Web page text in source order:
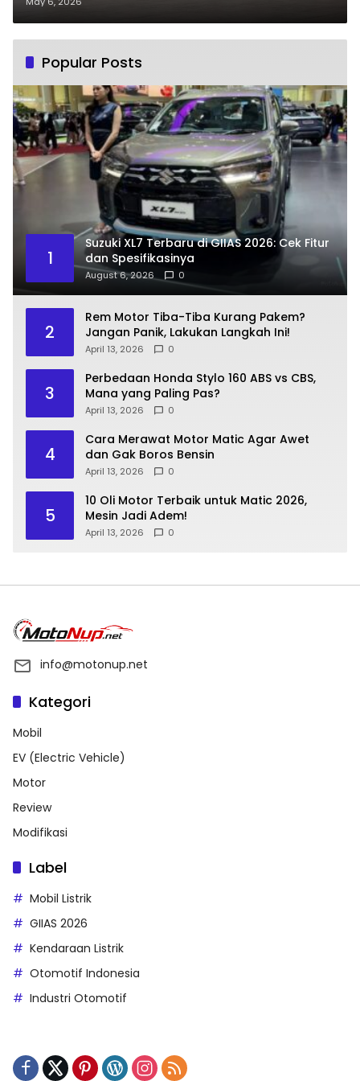
Popular Posts
1
Suzuki XL7 Terbaru di GIIAS 2026: Cek Fitur
dan Spesifikasinya
August 6, 2026 0
2
Rem Motor Tiba-Tiba Kurang Pakem?
Jangan Panik, Lakukan Langkah Ini!
April 13, 2026 0
3
Perbedaan Honda Stylo 160 ABS vs CBS,
Mana yang Paling Pas?
April 13, 2026 0
4
Cara Merawat Motor Matic Agar Awet
dan Gak Boros Bensin
April 13, 2026 0
5
10 Oli Motor Terbaik untuk Matic 2026,
Mesin Jadi Adem!
April 13, 2026 0
info@motonup.net
Kategori
Mobil
EV (Electric Vehicle)
Motor
Review
Modifikasi
Label
Mobil Listrik
GIIAS 2026
Kendaraan Listrik
Otomotif Indonesia
Industri Otomotif